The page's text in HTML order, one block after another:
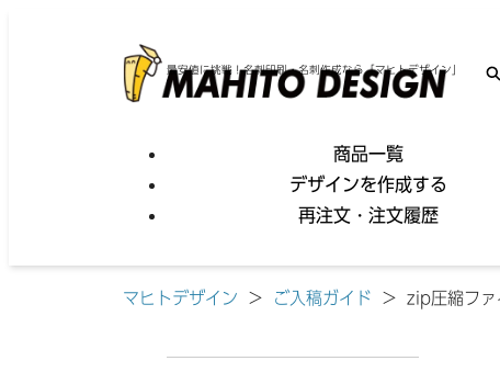
最安値に挑戦！名刺印刷・名刺作成なら「マヒトデザイン」
商品一覧
デザインを作成する
再注文・注文履歴
マヒトデザイン > ご入稿ガイド > zip圧縮ファ